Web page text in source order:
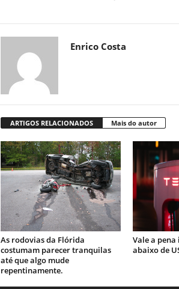
Enrico Costa
ARTIGOS RELACIONADOS Mais do autor
As rodovias da Flórida
costumam parecer tranquilas
até que algo mude
repentinamente.
Vale a pena
abaixo de